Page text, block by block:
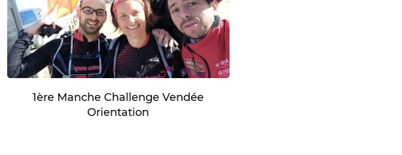
1ère Manche Challenge Vendée
Orientation